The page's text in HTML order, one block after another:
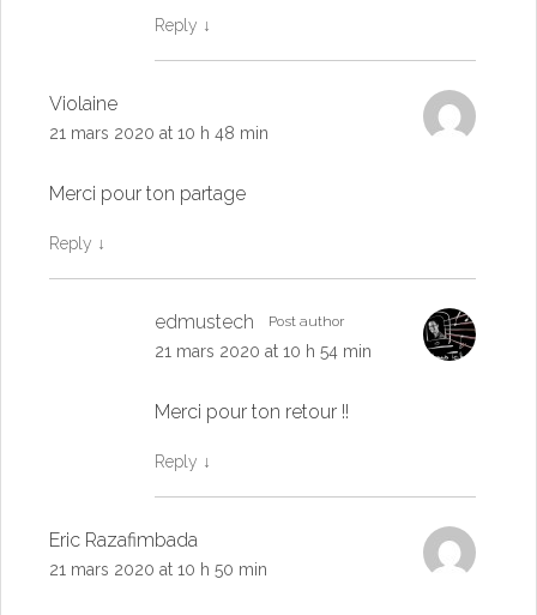
Reply ↓
Violaine
21 mars 2020 at 10 h 48 min
Merci pour ton partage
Reply ↓
edmustech Post author
21 mars 2020 at 10 h 54 min
Merci pour ton retour !!
Reply ↓
Eric Razafimbada
21 mars 2020 at 10 h 50 min